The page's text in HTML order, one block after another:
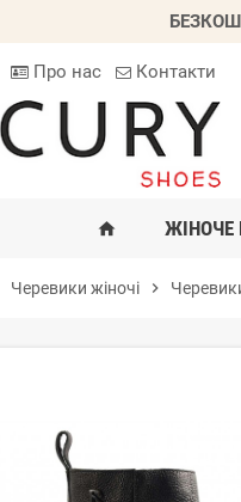
Про нас Контакти
home ЖІНОЧЕ
Черевики жіночі chevron_right